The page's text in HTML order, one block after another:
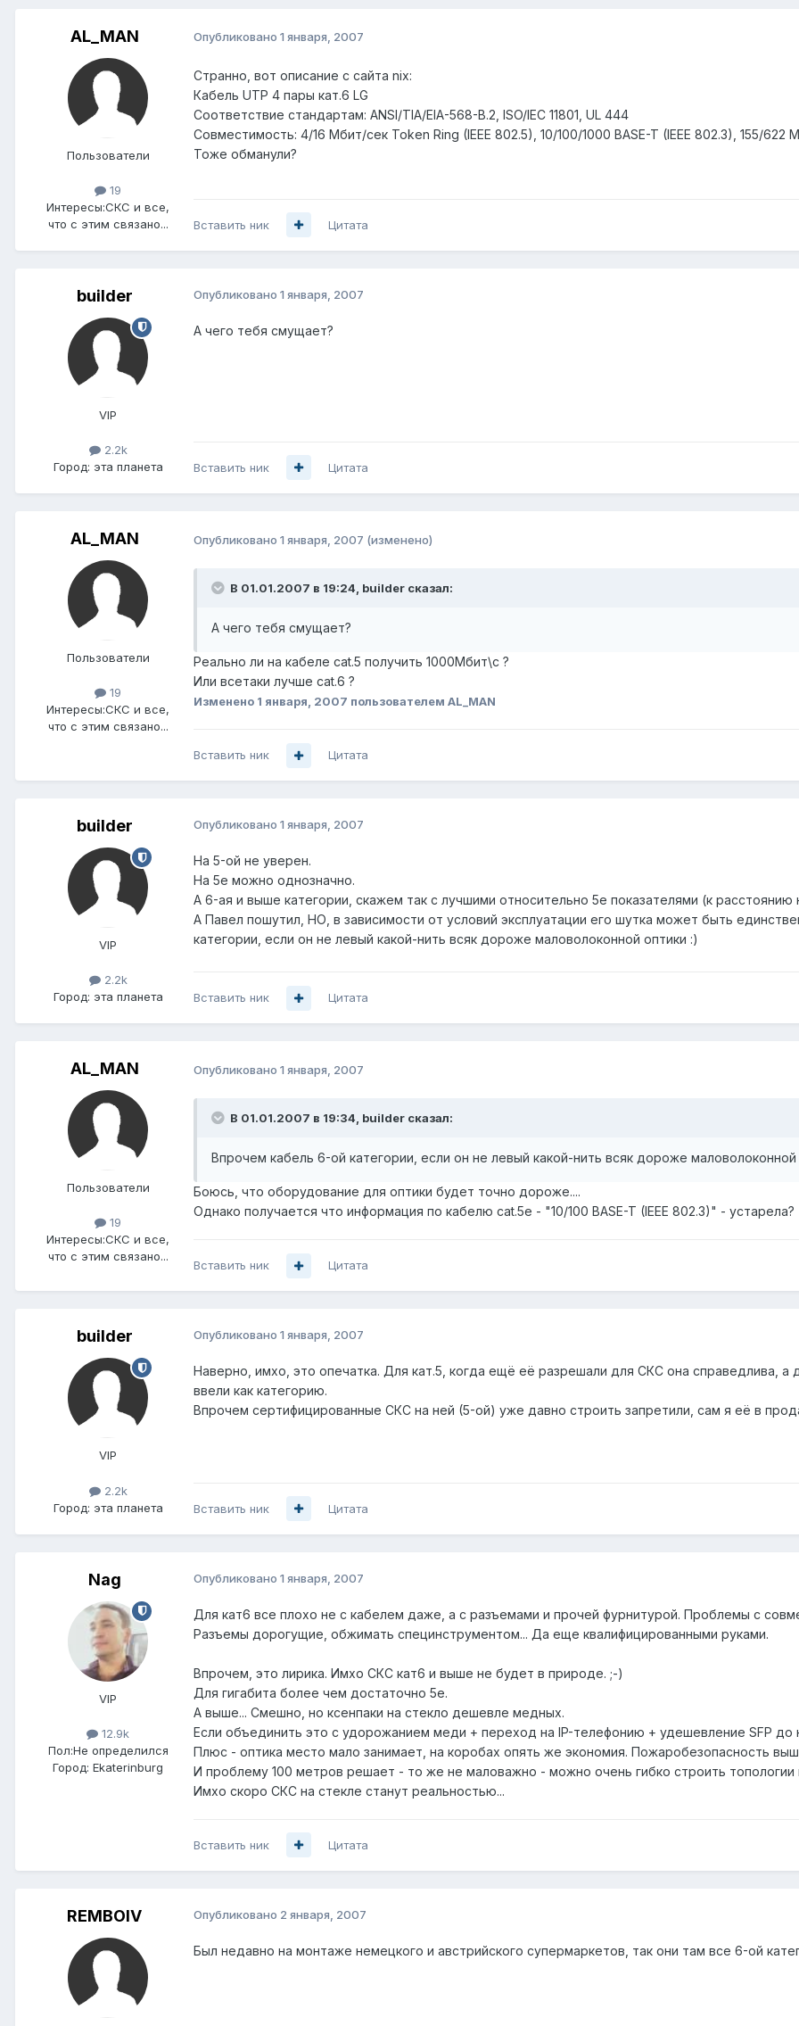
AL_MAN
Пользователи
19
Интересы:СКС и все,
что с этим связано...
Опубликовано 1 января, 2007
Странно, вот описание с сайта nix:
Кабель UTP 4 пары кат.6 LG
Соответствие стандартам: ANSI/TIA/EIA-568-B.2, ISO/IEC 11801, UL 444
Совместимость: 4/16 Мбит/сек Token Ring (IEEE 802.5), 10/100/1000 BASE-T (IEEE 802.3), 155/622
Тоже обманули?
Вставить ник Цитата
builder
VIP
2.2k
Город: эта планета
Опубликовано 1 января, 2007
А чего тебя смущает?
Вставить ник Цитата
AL_MAN
Пользователи
19
Интересы:СКС и все,
что с этим связано...
Опубликовано 1 января, 2007 (изменено)
В 01.01.2007 в 19:24, builder сказал:
А чего тебя смущает?
Реально ли на кабеле cat.5 получить 1000Мбит\с ?
Или всетаки лучше cat.6 ?
Изменено 1 января, 2007 пользователем AL_MAN
Вставить ник Цитата
builder
VIP
2.2k
Город: эта планета
Опубликовано 1 января, 2007
На 5-ой не уверен.
На 5е можно однозначно.
А 6-ая и выше категории, скажем так с лучшими относительно 5е показателями (к расстоянию
А Павел пошутил, НО, в зависимости от условий эксплуатации его шутка может быть
категории, если он не левый какой-нить всяк дороже маловолоконной оптики :)
Вставить ник Цитата
AL_MAN
Пользователи
19
Интересы:СКС и все,
что с этим связано...
Опубликовано 1 января, 2007
В 01.01.2007 в 19:34, builder сказал:
Впрочем кабель 6-ой категории, если он не левый какой-нить всяк дороже маловолоконной
Боюсь, что оборудование для оптики будет точно дороже....
Однако получается что информация по кабелю cat.5e - "10/100 BASE-T (IEEE 802.3)" - устарела?
Вставить ник Цитата
builder
VIP
2.2k
Город: эта планета
Опубликовано 1 января, 2007
Наверно, имхо, это опечатка. Для кат.5, когда ещё её разрешали для СКС она справедлива, а
ввели как категорию.
Впрочем сертифицированные СКС на ней (5-ой) уже давно строить запретили, сам я её в
Вставить ник Цитата
Nag
VIP
12.9k
Пол:Не определился
Город: Ekaterinburg
Опубликовано 1 января, 2007
Для кат6 все плохо не с кабелем даже, а с разъемами и прочей фурнитурой. Проблемы с
Разъемы дорогущие, обжимать специнструментом... Да еще квалифицированными руками.
Впрочем, это лирика. Имхо СКС кат6 и выше не будет в природе. ;-)
Для гигабита более чем достаточно 5е.
А выше... Смешно, но ксенпаки на стекло дешевле медных.
Если объединить это с удорожанием меди + переход на IP-телефонию + удешевление SFP до
Плюс - оптика место мало занимает, на коробах опять же экономия. Пожаробезопасность
И проблему 100 метров решает - то же не маловажно - можно очень гибко строить топологии
Имхо скоро СКС на стекле станут реальностью...
Вставить ник Цитата
REMBOIV Опубликовано 2 января, 2007
Был недавно на монтаже немецкого и австрийского супермаркетов, так они там все 6-ой